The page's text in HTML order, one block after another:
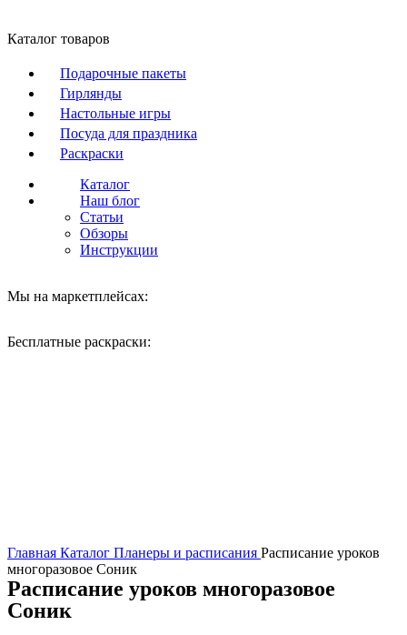
Каталог товаров
Подарочные пакеты
Гирлянды
Настольные игры
Посуда для праздника
Раскраски
Каталог
Наш блог
Статьи
Обзоры
Инструкции
Мы на маркетплейсах:
Бесплатные раскраски:
Главная Каталог Планеры и расписания Расписание уроков
многоразовое Соник
Расписание уроков многоразовое
Соник